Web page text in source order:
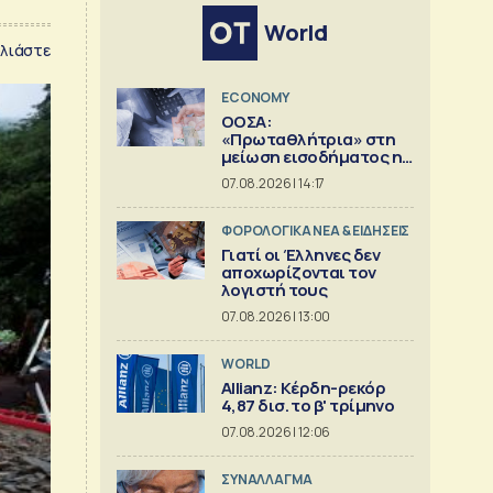
World
ECONOMY
ΟΟΣΑ:
«Πρωταθλήτρια» στη
μείωση εισοδήματος η
Ελλάδα
07.08.2026 | 14:17
ΦΟΡΟΛΟΓΙΚΑ ΝΕΑ & EΙΔΗΣΕΙΣ
Γιατί οι Έλληνες δεν
αποχωρίζονται τον
λογιστή τους
07.08.2026 | 13:00
WORLD
Allianz: Κέρδη-ρεκόρ
4,87 δισ. το β' τρίμηνο
07.08.2026 | 12:06
ΣΥΝΑΛΛΑΓΜΑ